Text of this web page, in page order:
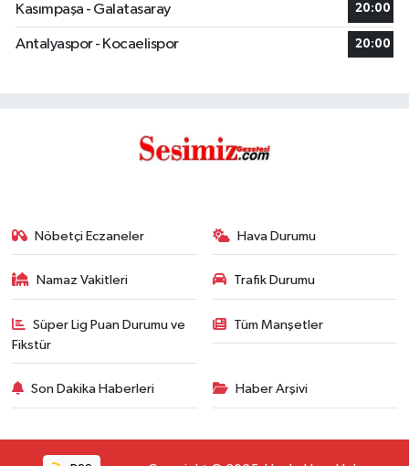
Kasımpaşa - Galatasaray 20:00
Antalyaspor - Kocaelispor 20:00
Nöbetçi Eczaneler Hava Durumu
Namaz Vakitleri Trafik Durumu
Süper Lig Puan Durumu ve
Fikstür
Tüm Manşetler
Son Dakika Haberleri Haber Arşivi